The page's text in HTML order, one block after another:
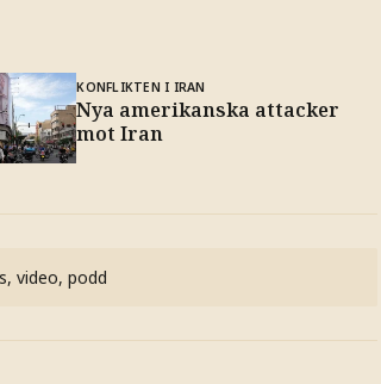
KONFLIKTEN I IRAN
Nya amerikanska attacker
mot Iran
video, podd